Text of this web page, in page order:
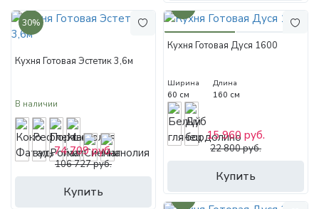
30%
Кухня Готовая Эстетик 3,6м
В наличии
Купить
74 709 руб.
106 727 руб.
Кухня Готовая Дуся 1600
Ширина
60 см
Длина
160 см
Купить
15 960 руб.
22 800 руб.